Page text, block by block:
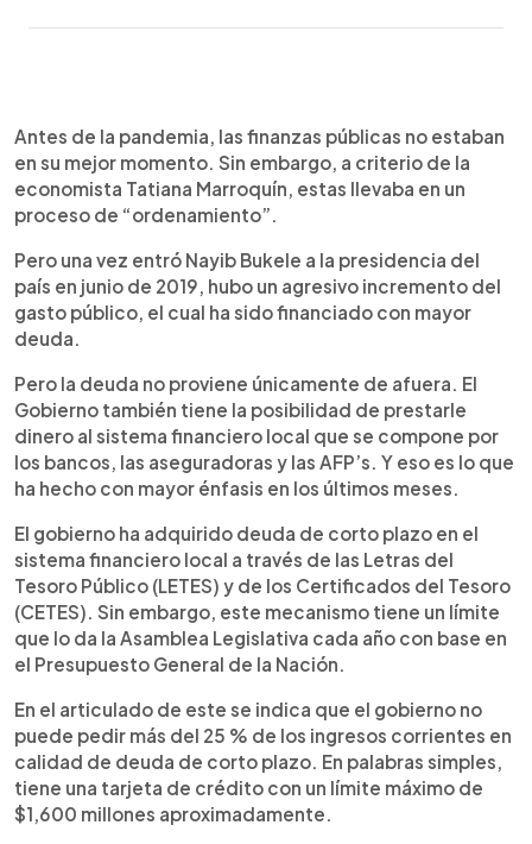
► Escuchar artículo
Antes de la pandemia, las finanzas públicas no estaban
en su mejor momento. Sin embargo, a criterio de la
economista Tatiana Marroquín, estas llevaba en un
proceso de “ordenamiento”.
Pero una vez entró Nayib Bukele a la presidencia del
país en junio de 2019, hubo un agresivo incremento del
gasto público, el cual ha sido financiado con mayor
deuda.
Pero la deuda no proviene únicamente de afuera. El
Gobierno también tiene la posibilidad de prestarle
dinero al sistema financiero local que se compone por
los bancos, las aseguradoras y las AFP’s. Y eso es lo que
ha hecho con mayor énfasis en los últimos meses.
El gobierno ha adquirido deuda de corto plazo en el
sistema financiero local a través de las Letras del
Tesoro Público (LETES) y de los Certificados del Tesoro
(CETES). Sin embargo, este mecanismo tiene un límite
que lo da la Asamblea Legislativa cada año con base en
el Presupuesto General de la Nación.
En el articulado de este se indica que el gobierno no
puede pedir más del 25 % de los ingresos corrientes en
calidad de deuda de corto plazo. En palabras simples,
tiene una tarjeta de crédito con un límite máximo de
$1,600 millones aproximadamente.